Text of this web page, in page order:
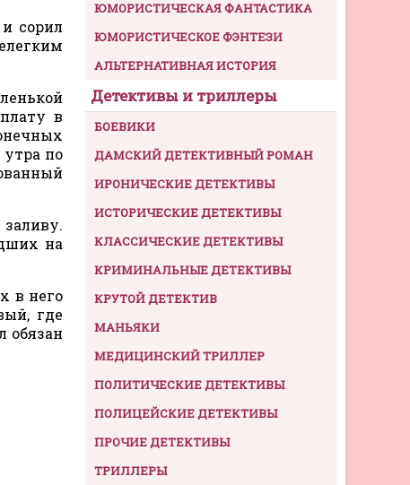
сорил
в
по
на
в него
где
обязан
ЮМОРИСТИЧЕСКАЯ ФАНТАСТИКА
ЮМОРИСТИЧЕСКОЕ ФЭНТЕЗИ
АЛЬТЕРНАТИВНАЯ ИСТОРИЯ
Детективы и триллеры
БОЕВИКИ
ДАМСКИЙ ДЕТЕКТИВНЫЙ РОМАН
ИРОНИЧЕСКИЕ ДЕТЕКТИВЫ
ИСТОРИЧЕСКИЕ ДЕТЕКТИВЫ
КЛАССИЧЕСКИЕ ДЕТЕКТИВЫ
КРИМИНАЛЬНЫЕ ДЕТЕКТИВЫ
КРУТОЙ ДЕТЕКТИВ
МАНЬЯКИ
МЕДИЦИНСКИЙ ТРИЛЛЕР
ПОЛИТИЧЕСКИЕ ДЕТЕКТИВЫ
ПОЛИЦЕЙСКИЕ ДЕТЕКТИВЫ
ПРОЧИЕ ДЕТЕКТИВЫ
ТРИЛЛЕРЫ